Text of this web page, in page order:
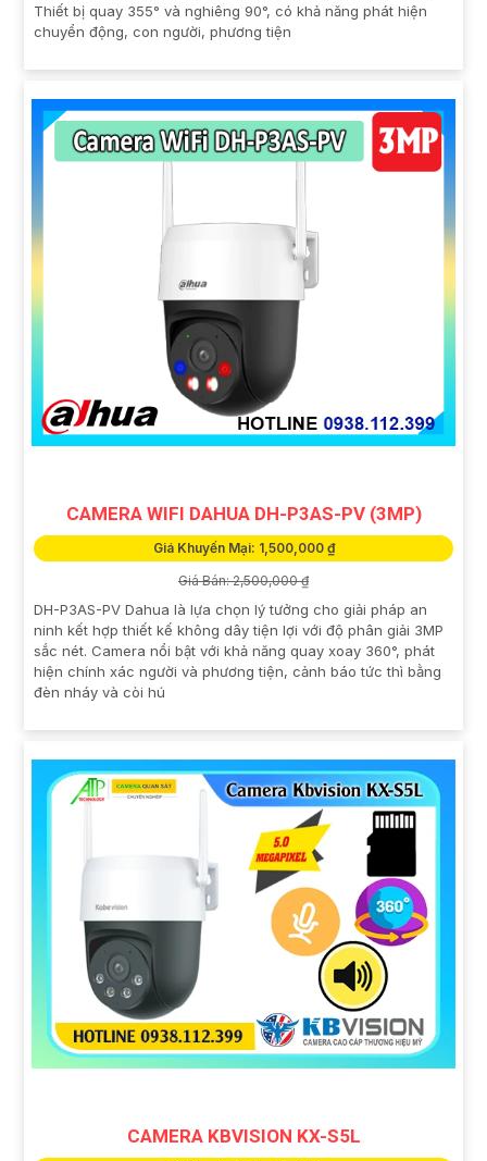
Thiết bị quay 355° và nghiêng 90°, có khả năng phát hiện
chuyển động, con người, phương tiện
CAMERA WIFI DAHUA DH-P3AS-PV (3MP)
Giá Khuyến Mại: 1,500,000 ₫
Giá Bán: 2,500,000 ₫
DH-P3AS-PV Dahua là lựa chọn lý tưởng cho giải pháp an
ninh kết hợp thiết kế không dây tiện lợi với độ phân giải 3MP
sắc nét. Camera nổi bật với khả năng quay xoay 360°, phát
hiện chính xác người và phương tiện, cảnh báo tức thì bằng
đèn nháy và còi hú
CAMERA KBVISION KX-S5L